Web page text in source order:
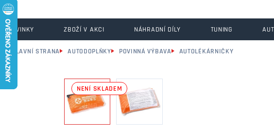
NOVINKY ZBOŽÍ V AKCI NÁHRADNÍ DÍLY TUNING
HLAVNÍ STRANA AUTODOPLŇKY POVINNÁ VÝBAVA AUTOLÉKÁRNIČKY
NENÍ SKLADEM